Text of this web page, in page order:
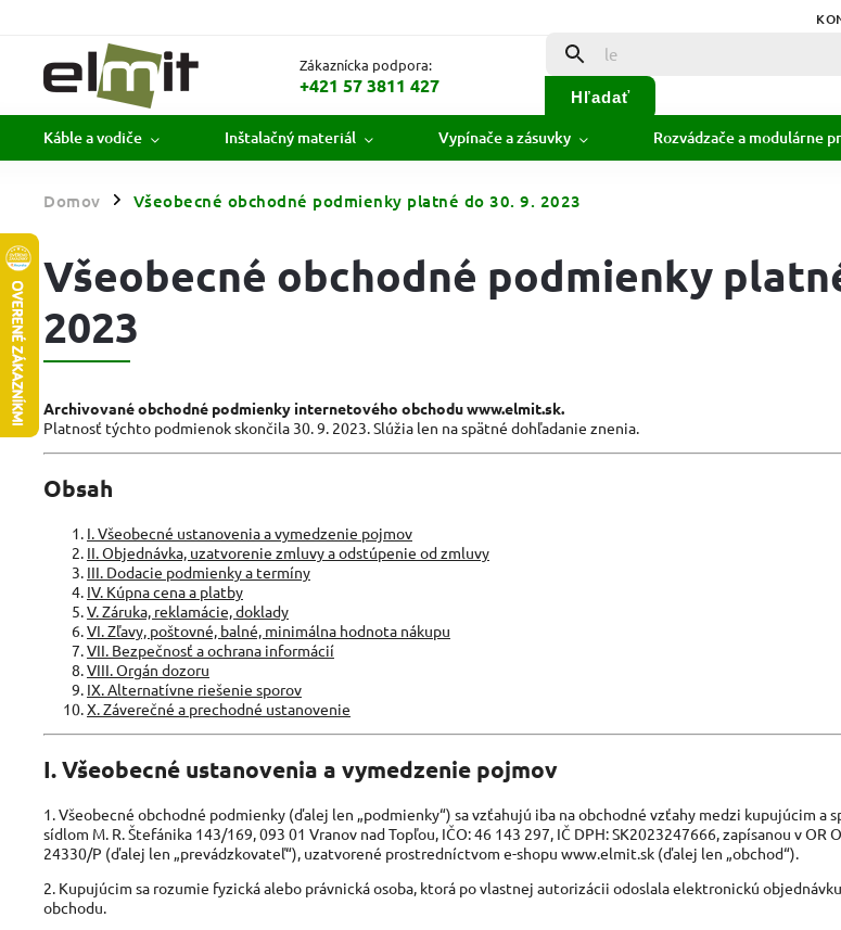
Zákaznícka podpora:
+421 57 3811 427
Hľadať
Káble a vodiče Inštalačný materiál Vypínače a zásuvky Rozvádzače a modulárne
Domov / Všeobecné obchodné podmienky platné do 30. 9. 2023
Všeobecné obchodné podmienky
2023
Archivované obchodné podmienky internetového obchodu www.elmit.sk.
Platnosť týchto podmienok skončila 30. 9. 2023. Slúžia len na spätné dohľadanie znenia.
Obsah
I. Všeobecné ustanovenia a vymedzenie pojmov
II. Objednávka, uzatvorenie zmluvy a odstúpenie od zmluvy
III. Dodacie podmienky a termíny
IV. Kúpna cena a platby
V. Záruka, reklamácie, doklady
VI. Zľavy, poštovné, balné, minimálna hodnota nákupu
VII. Bezpečnosť a ochrana informácií
VIII. Orgán dozoru
IX. Alternatívne riešenie sporov
X. Záverečné a prechodné ustanovenie
I. Všeobecné ustanovenia a vymedzenie pojmov
1. Všeobecné obchodné podmienky (ďalej len „podmienky“) sa vzťahujú iba na obchodné vzťahy medzi kupujúcim a
sídlom M. R. Štefánika 143/169, 093 01 Vranov nad Topľou, IČO: 46 143 297, IČ DPH: SK2023247666, zapísanou v OR
24330/P (ďalej len „prevádzkovateľ“), uzatvorené prostredníctvom e-shopu www.elmit.sk (ďalej len „obchod“).
2. Kupujúcim sa rozumie fyzická alebo právnická osoba, ktorá po vlastnej autorizácii odoslala elektronickú
obchodu.